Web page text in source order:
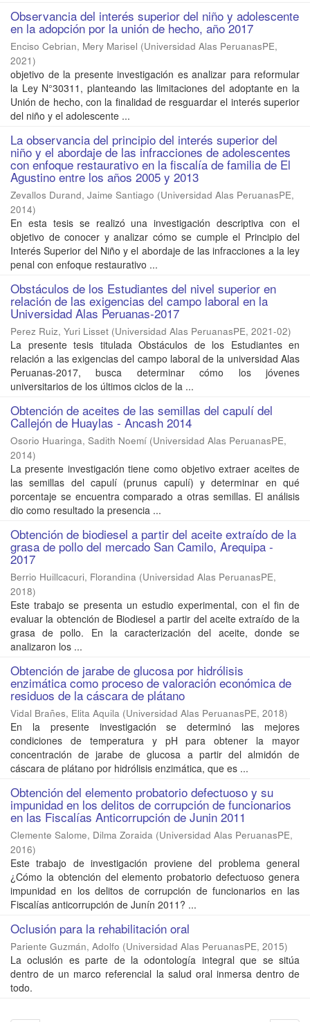
Observancia del interés superior del niño y adolescente
en la adopción por la unión de hecho, año 2017
Enciso Cebrian, Mery Marisel (Universidad Alas PeruanasPE,
2021)
objetivo de la presente investigación es analizar para reformular
la Ley N°30311, planteando las limitaciones del adoptante en la
Unión de hecho, con la finalidad de resguardar el interés superior
del niño y el adolescente ...
La observancia del principio del interés superior del
niño y el abordaje de las infracciones de adolescentes
con enfoque restaurativo en la fiscalía de familia de El
Agustino entre los años 2005 y 2013
Zevallos Durand, Jaime Santiago (Universidad Alas PeruanasPE,
2014)
En esta tesis se realizó una investigación descriptiva con el
objetivo de conocer y analizar cómo se cumple el Principio del
Interés Superior del Niño y el abordaje de las infracciones a la ley
penal con enfoque restaurativo ...
Obstáculos de los Estudiantes del nivel superior en
relación de las exigencias del campo laboral en la
Universidad Alas Peruanas-2017
Perez Ruiz, Yuri Lisset (Universidad Alas PeruanasPE, 2021-02)
La presente tesis titulada Obstáculos de los Estudiantes en
relación a las exigencias del campo laboral de la universidad Alas
Peruanas-2017, busca determinar cómo los jóvenes
universitarios de los últimos ciclos de la ...
Obtención de aceites de las semillas del capulí del
Callejón de Huaylas - Ancash 2014
Osorio Huaringa, Sadith Noemí (Universidad Alas PeruanasPE,
2014)
La presente investigación tiene como objetivo extraer aceites de
las semillas del capulí (prunus capulí) y determinar en qué
porcentaje se encuentra comparado a otras semillas. El análisis
dio como resultado la presencia ...
Obtención de biodiesel a partir del aceite extraído de la
grasa de pollo del mercado San Camilo, Arequipa -
2017
Berrio Huillcacuri, Florandina (Universidad Alas PeruanasPE,
2018)
Este trabajo se presenta un estudio experimental, con el fin de
evaluar la obtención de Biodiesel a partir del aceite extraído de la
grasa de pollo. En la caracterización del aceite, donde se
analizaron los ...
Obtención de jarabe de glucosa por hidrólisis
enzimática como proceso de valoración económica de
residuos de la cáscara de plátano
Vidal Brañes, Elita Aquila (Universidad Alas PeruanasPE, 2018)
En la presente investigación se determinó las mejores
condiciones de temperatura y pH para obtener la mayor
concentración de jarabe de glucosa a partir del almidón de
cáscara de plátano por hidrólisis enzimática, que es ...
Obtención del elemento probatorio defectuoso y su
impunidad en los delitos de corrupción de funcionarios
en las Fiscalías Anticorrupción de Junin 2011
Clemente Salome, Dilma Zoraida (Universidad Alas PeruanasPE,
2016)
Este trabajo de investigación proviene del problema general
¿Cómo la obtención del elemento probatorio defectuoso genera
impunidad en los delitos de corrupción de funcionarios en las
Fiscalías anticorrupción de Junín 2011? ...
Oclusión para la rehabilitación oral
Pariente Guzmán, Adolfo (Universidad Alas PeruanasPE, 2015)
La oclusión es parte de la odontología integral que se sitúa
dentro de un marco referencial la salud oral inmersa dentro de
todo.